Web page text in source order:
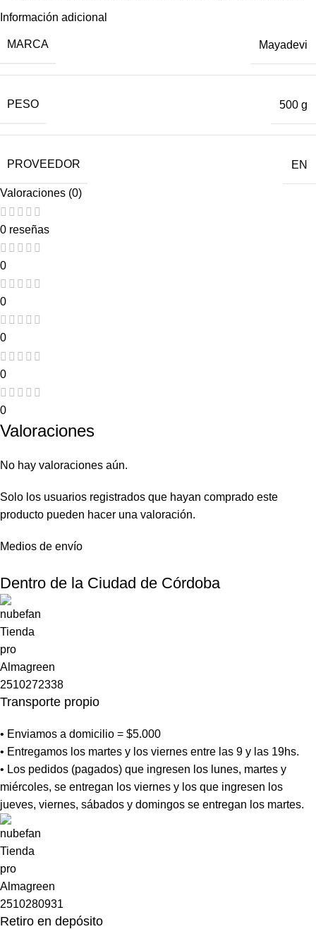
Información adicional
MARCA Mayadevi
PESO 500 g
PROVEEDOR EN
Valoraciones (0)
0 reseñas
0
0
0
0
0
Valoraciones
No hay valoraciones aún.
Solo los usuarios registrados que hayan comprado este
producto pueden hacer una valoración.
Medios de envío
Dentro de la Ciudad de Córdoba
Transporte propio
• Enviamos a domicilio = $5.000
• Entregamos los martes y los viernes entre las 9 y las 19hs.
• Los pedidos (pagados) que ingresen los lunes, martes y
miércoles, se entregan los viernes y los que ingresen los
jueves, viernes, sábados y domingos se entregan los martes.
Retiro en depósito